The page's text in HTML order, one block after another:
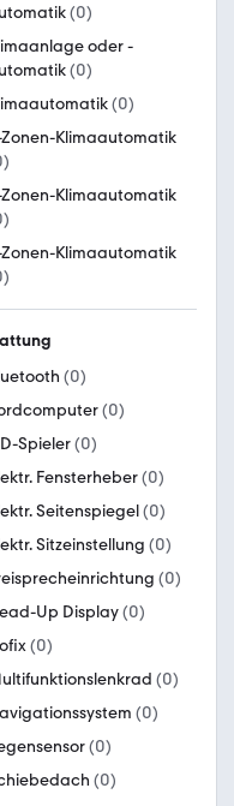
(0)
oder -
(0)
(0)
Klimaautomatik
)
Klimaautomatik
)
Klimaautomatik
)
(0)
(0)
Spieler(0)
Fensterheber(0)
Seitenspiegel(0)
Sitzeinstellung (0)
(0)
Up Display(0)
(0)
(0)
(0)
(0)
(0)